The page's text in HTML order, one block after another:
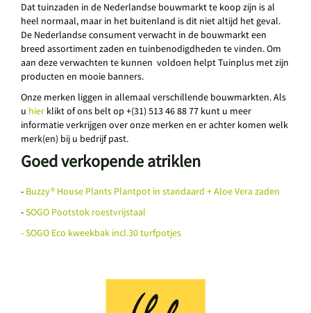
Dat tuinzaden in de Nederlandse bouwmarkt te koop zijn is al
heel normaal, maar in het buitenland is dit niet altijd het geval.
De Nederlandse consument verwacht in de bouwmarkt een
breed assortiment zaden en tuinbenodigdheden te vinden. Om
aan deze verwachten te kunnen voldoen helpt Tuinplus met zijn
producten en mooie banners.
Onze merken liggen in allemaal verschillende bouwmarkten. Als
u hier klikt of ons belt op +(31) 513 46 88 77 kunt u meer
informatie verkrijgen over onze merken en er achter komen welk
merk(en) bij u bedrijf past.
Goed verkopende atriklen
- Buzzy® House Plants Plantpot in standaard + Aloe Vera zaden
-SOGO Pootstok roestvrijstaal
- SOGO Eco kweekbak incl.30 turfpotjes